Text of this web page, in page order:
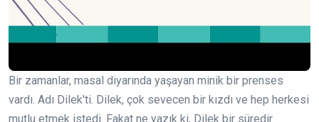
Bir zamanlar, masal diyarında yaşayan minik bir prenses
vardı. Adı Dilek'ti. Dilek, çok sevecen bir kızdı ve hep herkesi
mutlu etmek istedi. Fakat ne yazık ki, Dilek bir süredir